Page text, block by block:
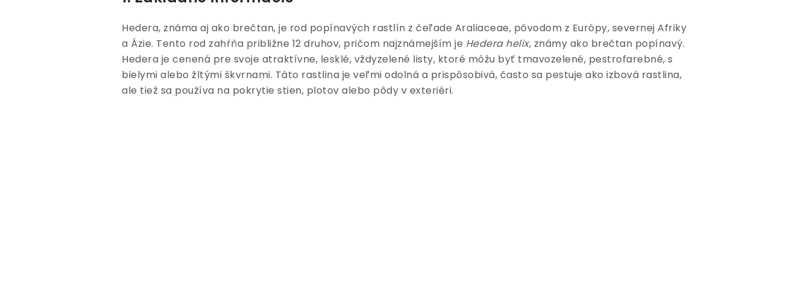
Hedera, známa aj ako brečtan, je rod popínavých rastlín z čeľade Araliaceae, pôvodom z Európy, severnej Afriky
a Ázie. Tento rod zahŕňa približne 12 druhov, pričom najznámejším je Hedera helix, známy ako brečtan popínavý.
Hedera je cenená pre svoje atraktívne, lesklé, vždyzelené listy, ktoré môžu byť tmavozelené, pestrofarebné, s
bielymi alebo žltými škvrnami. Táto rastlina je veľmi odolná a prispôsobivá, často sa pestuje ako izbová rastlina,
ale tiež sa používa na pokrytie stien, plotov alebo pôdy v exteriéri.